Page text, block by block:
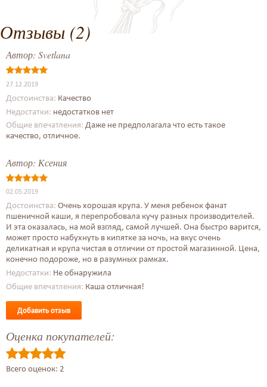
Отзывы (2)
Автор: Svetlana
27.12.2019
Достоинства: Качество
Недостатки: недостатков нет
Общие впечатления: Даже не предполагала что есть такое
качество, отличное.
Автор: Ксения
02.05.2019
Достоинства: Очень хорошая крупа. У меня ребенок фанат
пшеничной каши, я перепробовала кучу разных производителей.
И эта оказалась, на мой взгляд, самой лучшей. Она быстро варится,
может просто набухнуть в кипятке за ночь, на вкус очень
деликатная и крупа чистая в отличии от простой магазинной. Цена,
конечно подороже, но в разумных рамках.
Недостатки: Не обнаружила
Общие впечатления: Каша отличная!
Добавить отзыв
Оценка покупателей:
Всего оценок: 2